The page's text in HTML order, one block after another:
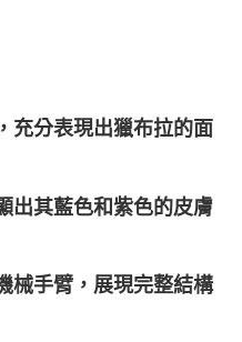
務，並由商店將買賣／分期付款
契約關係目的，商店將以您的個人
灣大哥大進項蒐集、處理及利用，
之確認、核對及更正。
費，但若您需要取消訂單，請聯絡
仍視為有效，需透過AFTEE先享
之結帳頁面顯示為準，若有關於
疑問，請聯繫「AFTEE先享後付
AFTEE先享後付」服務完成之交
網址：
充分表現出獵布拉的面
出其藍色和紫色的皮膚
械手臂，展現完整結構